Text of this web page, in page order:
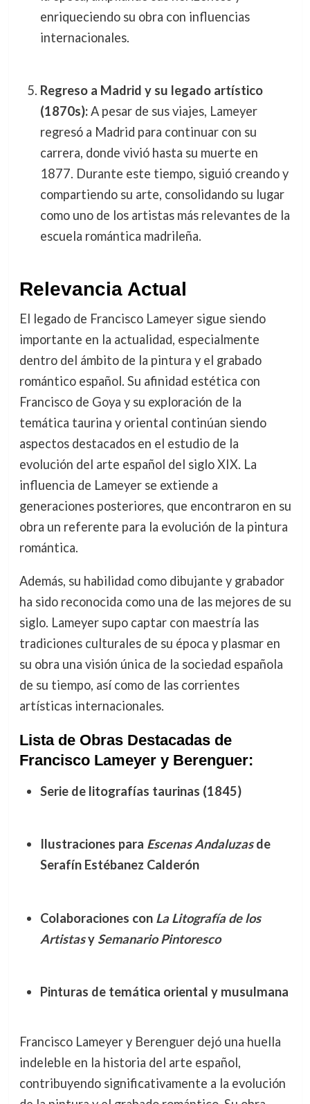
enriqueciendo su obra con influencias
internacionales.
Regreso a Madrid y su legado artístico
(1870s):A pesar de sus viajes, Lameyer
regresó a Madrid para continuar con su
carrera, donde vivió hasta su muerte en
1877. Durante este tiempo, siguió creando y
compartiendo su arte, consolidando su lugar
como uno de los artistas más relevantes de la
escuela romántica madrileña.
Relevancia Actual
El legado de Francisco Lameyer sigue siendo
importante en la actualidad, especialmente
dentro del ámbito de la pintura y el grabado
romántico español. Su afinidad estética con
Francisco de Goya y su exploración de la
temática taurina y oriental continúan siendo
aspectos destacados en el estudio de la
evolución del arte español del siglo XIX. La
influencia de Lameyer se extiende a
generaciones posteriores, que encontraron en su
obra un referente para la evolución de la pintura
romántica.
Además, su habilidad como dibujante y grabador
ha sido reconocida como una de las mejores de su
siglo. Lameyer supo captar con maestría las
tradiciones culturales de su época y plasmar en
su obra una visión única de la sociedad española
de su tiempo, así como de las corrientes
artísticas internacionales.
Lista de Obras Destacadas de
Francisco Lameyer y Berenguer:
Serie de litografías taurinas (1845)
Ilustraciones para Escenas Andaluzasde
Serafín Estébanez Calderón
Colaboraciones con La Litografía de los
Artistasy Semanario Pintoresco
Pinturas de temática oriental y musulmana
Francisco Lameyer y Berenguer dejó una huella
indeleble en la historia del arte español,
contribuyendo significativamente a la evolución